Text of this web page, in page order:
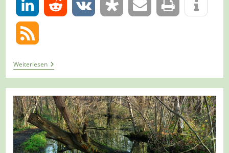
0
WeiterlesenTour
1381
–
Wegberg
–
Route
Wegberger
Mühle